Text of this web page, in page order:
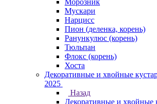
Морозник
Мускари
Нарцисс
Пион (деленка, корень)
Ранункулюс (корень)
Тюльпан
Флокс (корень)
Хоста
Декоративные и хвойные
2025
Назад
Декоративные и хвойные